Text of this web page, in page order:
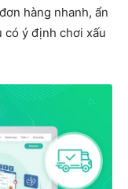
hàng nhanh, ẩn
có ý định chơi xấu